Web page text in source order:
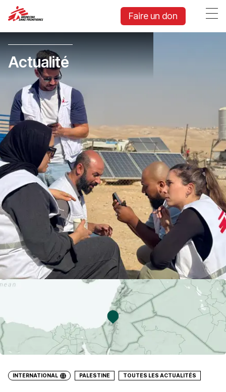
Faire un don
Actualité
INTERNATIONAL PALESTINE TOUTES LES ACTUALITÉS